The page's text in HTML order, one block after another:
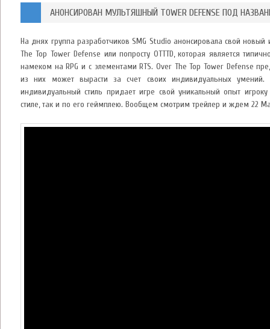
АНОНСИРОВАН МУЛЬТЯШНЫЙ TOWER DEFENSE ПОД
На днях группа разработчиков SMG Studio анонсировала свой новый
The Top Tower Defense или попросту OTTTD, которая является
намеком на RPG и с элементами RTS. Over The Top Tower Defense
из них может вырасти за счет своих индивидуальных умений.
индивидуальный стиль придает игре свой уникальный опыт
стиле, так и по его геймплею. Вообщем смотрим трейлер и ждем 22